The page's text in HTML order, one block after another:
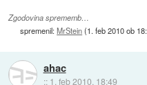
Zgodovina sprememb…
spremenil:MrStein(1. feb 2010 ob
ahac
:: 1. feb 2010, 18:49